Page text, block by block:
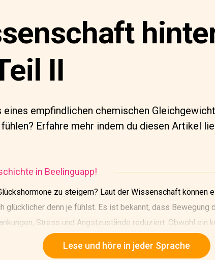
II
eines empfindlichen chemischen
Erfahre mehr indem du diesen Artikel
in Beelinguapp!
zu steigern? Laut der Wissenschaft können
glücklicher denn je fühlst. Es ist bekannt, dass
Stress und Angstzustände reduziert. Obwohl ein
eine moderate oder hochintensive Trainingsroutine
Lese und höre in jeder Sprache